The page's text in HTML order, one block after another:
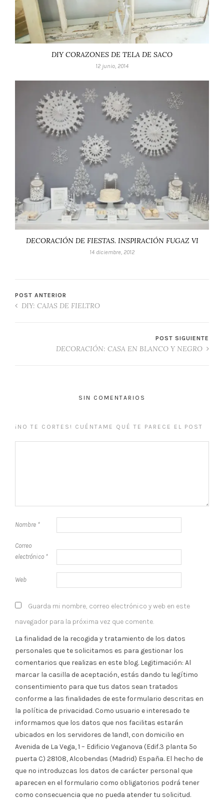
DIY CORAZONES DE TELA DE SACO
12 junio, 2014
DECORACIÓN DE FIESTAS. INSPIRACIÓN FUGAZ VI
14 diciembre, 2012
POST ANTERIOR
DIY: CAJAS DE FIELTRO
POST SIGUIENTE
DECORACIÓN: CASA EN BLANCO Y NEGRO
SIN COMENTARIOS
¡NO TE CORTES! CUÉNTAME QUÉ TE PARECE EL POST
Nombre *
Correo
electrónico *
Web
Guarda mi nombre, correo electrónico y web en este
navegador para la próxima vez que comente.
La finalidad de la recogida y tratamiento de los datos
personales que te solicitamos es para gestionar los
comentarios que realizas en este blog. Legitimación: Al
marcar la casilla de aceptación, estás dando tu legítimo
consentimiento para que tus datos sean tratados
conforme a las finalidades de este formulario descritas en
la política de privacidad. Como usuario e interesado te
informamos que los datos que nos facilitas estarán
ubicados en los servidores de 1and1, con domicilio en
Avenida de La Vega, 1 – Edificio Veganova (Edif.3 planta 5º
puerta C) 28108, Alcobendas (Madrid) España. El hecho de
que no introduzcas los datos de carácter personal que
aparecen en el formulario como obligatorios podrá tener
como consecuencia que no pueda atender tu solicitud.